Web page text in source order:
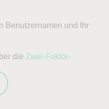
Benutzernamen und Ihr
die Zwei-Faktor-